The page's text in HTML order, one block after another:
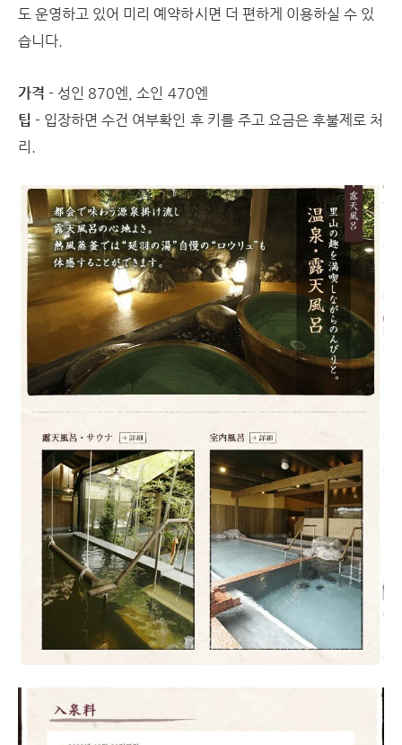
도 운영하고 있어 미리 예약하시면 더 편하게 이용하실 수 있
습니다.
가격 - 성인 870엔, 소인 470엔
팁 - 입장하면 수건 여부확인 후 키를 주고 요금은 후불제로 처
리.